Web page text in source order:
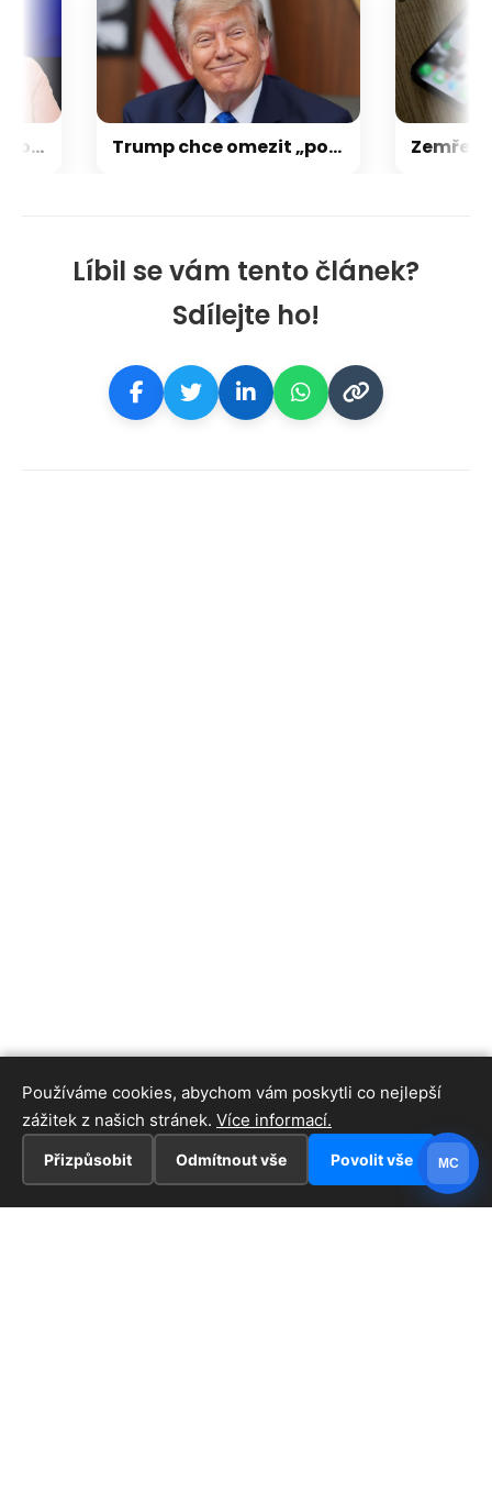
Líbil se vám tento článek?
Sdílejte ho!
Trump chce omezit „porodní turistiku“: Dítě narozené v USA by nemuselo získat občanství
Používáme cookies, abychom vám poskytli co nejlepší
zážitek z našich stránek. Více informací.
Přizpůsobit Odmítnout vše Povolit vše MC